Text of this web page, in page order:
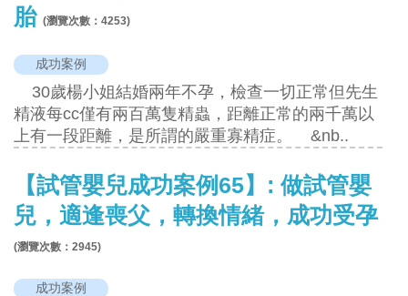
胎 (瀏覽次數：4253)
成功案例
30歲楊小姐結婚兩年不孕，檢查一切正常但先生
精液每cc僅有兩百萬隻精蟲，距離正常的兩千萬以
上有一段距離，是所謂的嚴重寡精症。 &nb..
【試管嬰兒成功案例65】: 做試管嬰
兒，適逢喪父，轉換情緒，成功受孕
(瀏覽次數：2945)
成功案例